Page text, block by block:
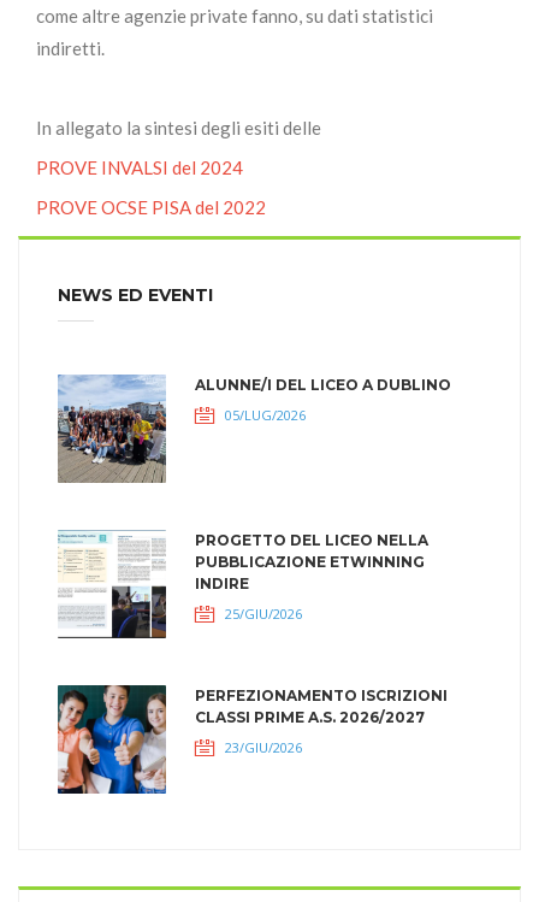
come altre agenzie private fanno, su dati statistici
indiretti.
In allegato la sintesi degli esiti delle
PROVE INVALSI del 2024
PROVE OCSE PISA del 2022
NEWS ED EVENTI
ALUNNE/I DEL LICEO A DUBLINO
05/LUG/2026
PROGETTO DEL LICEO NELLA
PUBBLICAZIONE ETWINNING
INDIRE
25/GIU/2026
PERFEZIONAMENTO ISCRIZIONI
CLASSI PRIME A.S. 2026/2027
23/GIU/2026